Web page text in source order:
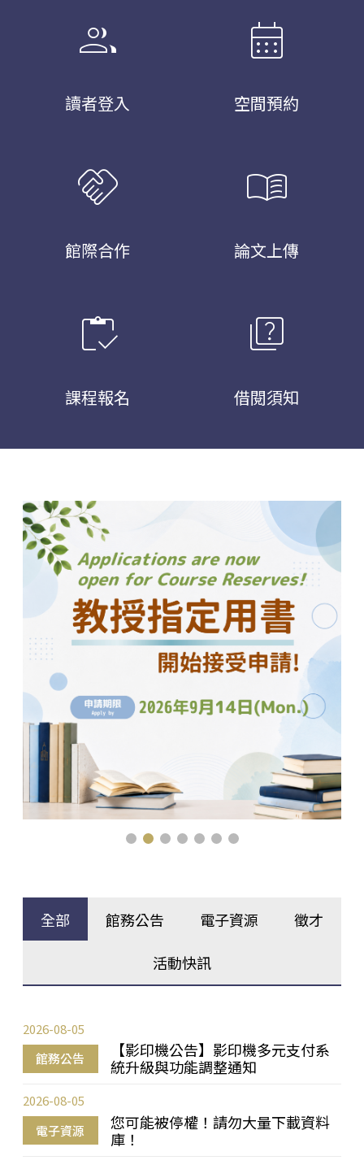
group
讀者登入
calendar_month
空間預約
handshake
館際合作
menu_book
論文上傳
inventory
課程報名
quiz
借閱須知
全部 館務公告 電子資源 徵才
活動快訊
館務公告
【影印機公告】影印機多元支付系
統升級與功能調整通知
2026-08-05
電子資源
您可能被停權！請勿大量下載資料
庫！
2026-08-05